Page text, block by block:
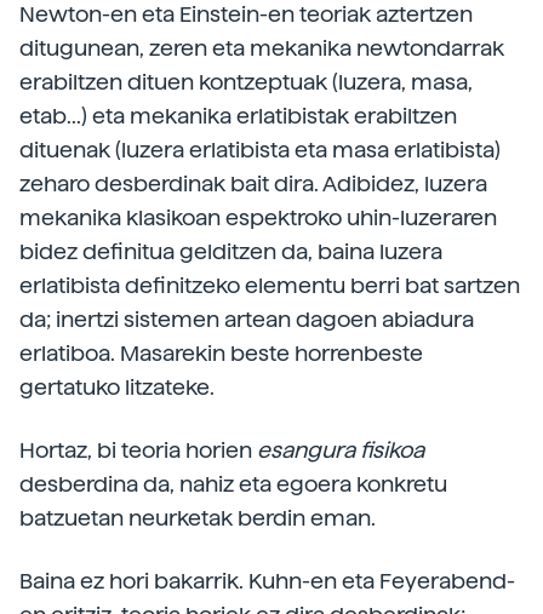
Newton-en eta Einstein-en teoriak aztertzen
ditugunean, zeren eta mekanika newtondarrak
erabiltzen dituen kontzeptuak (luzera, masa,
etab...) eta mekanika erlatibistak erabiltzen
dituenak (luzera erlatibista eta masa erlatibista)
zeharo desberdinak bait dira. Adibidez, luzera
mekanika klasikoan espektroko uhin-luzeraren
bidez definitua gelditzen da, baina luzera
erlatibista definitzeko elementu berri bat sartzen
da; inertzi sistemen artean dagoen abiadura
erlatiboa. Masarekin beste horrenbeste
gertatuko litzateke.
Hortaz, bi teoria horien esangura fisikoa
desberdina da, nahiz eta egoera konkretu
batzuetan neurketak berdin eman.
Baina ez hori bakarrik. Kuhn-en eta Feyerabend-